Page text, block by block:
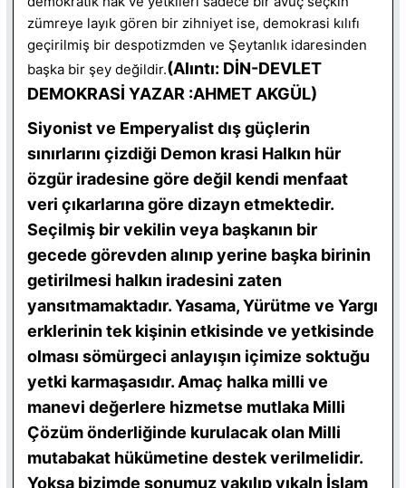
zümreye layık gören bir zihniyet ise, demokrasi kılıfı
geçirilmiş bir despotizmden ve Şeytanlık idaresinden
başka bir şey değildir.(Alıntı: DİN-DEVLET
DEMOKRASİ YAZAR :AHMET AKGÜL)
Siyonist ve Emperyalist dış güçlerin
sınırlarını çizdiği Demon krasi Halkın hür
özgür iradesine göre değil kendi menfaat
veri çıkarlarına göre dizayn etmektedir.
Seçilmiş bir vekilin veya başkanın bir
gecede görevden alınıp yerine başka birinin
getirilmesi halkın iradesini zaten
yansıtmamaktadır. Yasama, Yürütme ve Yargı
erklerinin tek kişinin etkisinde ve yetkisinde
olması sömürgeci anlayışın içimize soktuğu
yetki karmaşasıdır. Amaç halka milli ve
manevi değerlere hizmetse mutlaka Milli
Çözüm önderliğinde kurulacak olan Milli
mutabakat hükümetine destek verilmelidir.
Yoksa bizimde sonumuz yakılıp yıkaln İslam